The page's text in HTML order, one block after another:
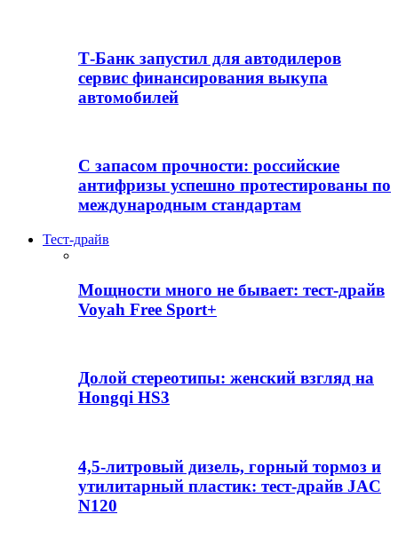
Т-Банк запустил для автодилеров
сервис финансирования выкупа
автомобилей
С запасом прочности: российские
антифризы успешно протестированы по
международным стандартам
Тест-драйв
Мощности много не бывает: тест-драйв
Voyah Free Sport+
Долой стереотипы: женский взгляд на
Hongqi HS3
4,5-литровый дизель, горный тормоз и
утилитарный пластик: тест-драйв JAC
N120